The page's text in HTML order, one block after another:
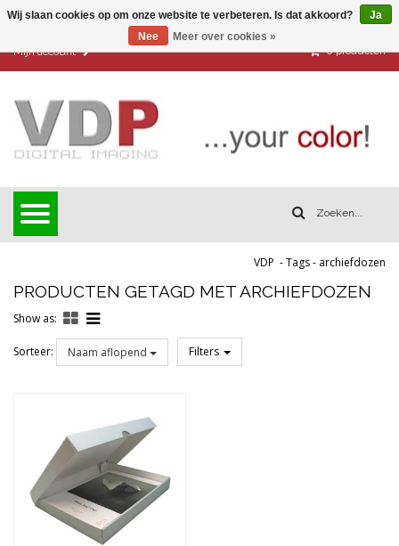
Mijn account 0 producten
VDP -Tags- archiefdozen
PRODUCTEN GETAGD MET ARCHIEFDOZEN
Show as:
Sorteer: Naam aflopend Filters
Prijs
Wij slaan cookies op om onze website te verbeteren. Is dat akkoord?
Ja
Nee
Meer over cookies »